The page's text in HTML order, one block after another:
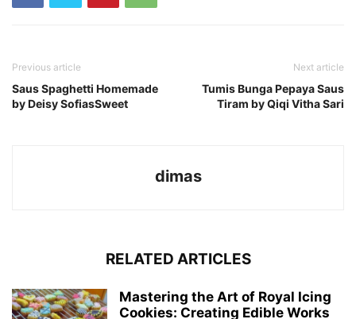
Previous article
Saus Spaghetti Homemade
by Deisy SofiasSweet
Next article
Tumis Bunga Pepaya Saus
Tiram by Qiqi Vitha Sari
dimas
RELATED ARTICLES
Mastering the Art of Royal Icing
Cookies: Creating Edible Works